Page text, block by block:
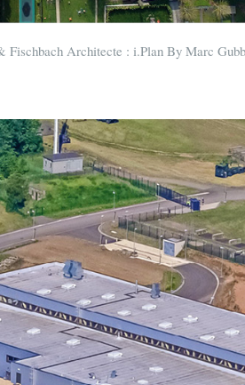
Fischbach Architecte : i.Plan By Marc